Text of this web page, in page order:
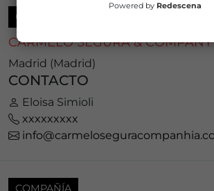
COMPAÑÍA
CARMELO SEGURA & COMPANY
Madrid (Madrid)
CONTACTO
Eloisa Simioli
xxxxxxxxx
COMPAÑÍA
Powered by Redescena